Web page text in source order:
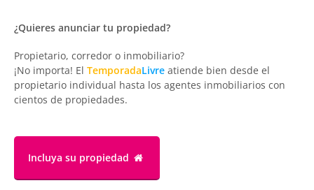
¿Quieres anunciar tu propiedad?
Propietario, corredor o inmobiliario?
¡No importa! El TemporadaLivre atiende bien desde el
propietario individual hasta los agentes inmobiliarios con
cientos de propiedades.
Incluya su propiedad